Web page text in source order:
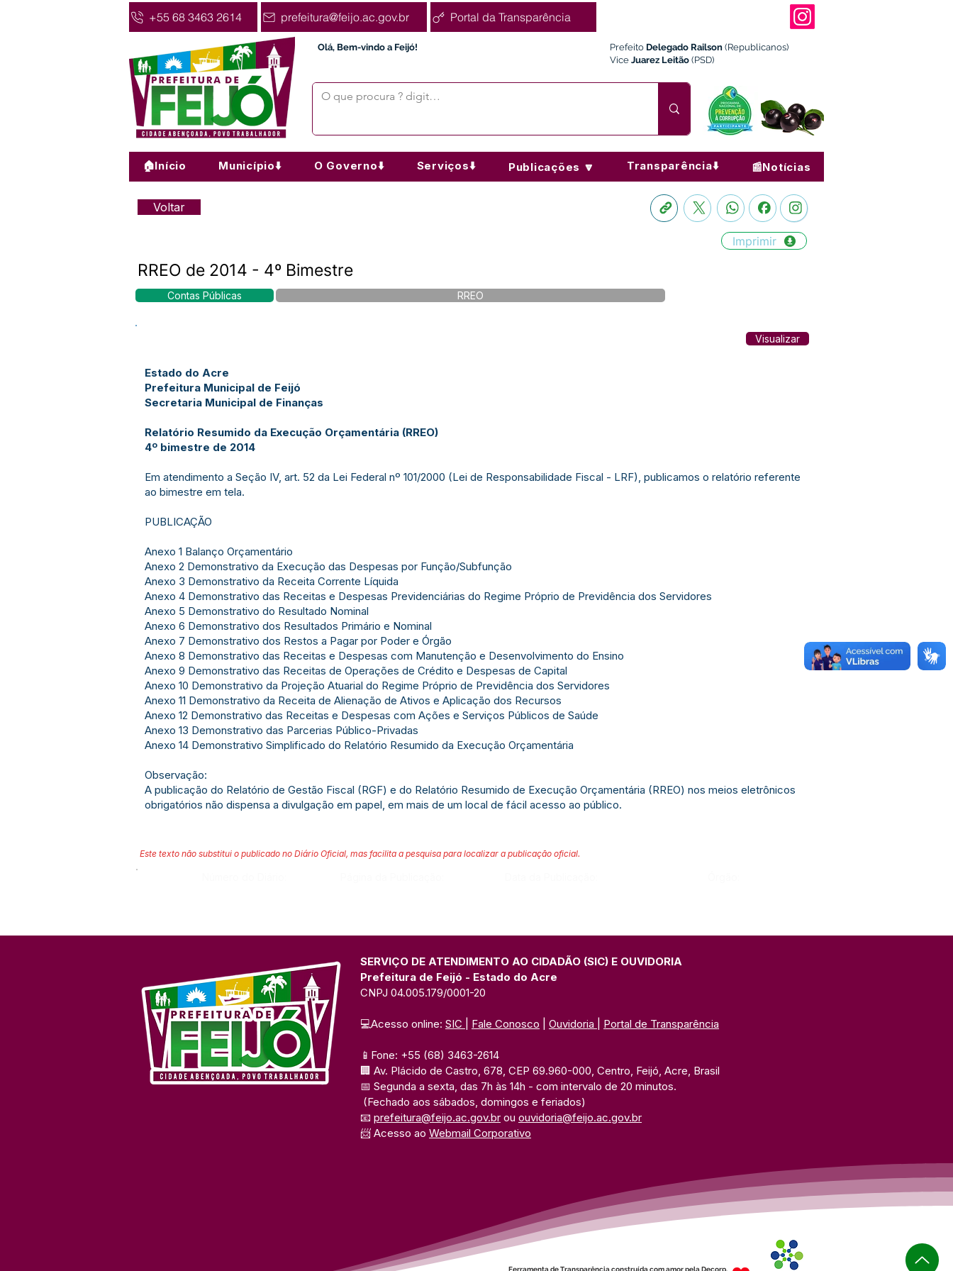
+55 68 3463 2614 prefeitura@feijo.ac.gov.br Portal da Transparência
Olá, Bem-vindo a Feijó! Prefeito Delegado Railson (Republicanos)
Vice Juarez Leitão (PSD)
🏠Início Município⬇️ O Governo⬇️ Serviços⬇️ Publicações 🔽 Transparência⬇️ 📰Notícias
Voltar
Imprimir
RREO de 2014 - 4º Bimestre
Contas Públicas RREO
Visualizar
Estado do Acre
Prefeitura Municipal de Feijó
Secretaria Municipal de Finanças
Relatório Resumido da Execução Orçamentária (RREO)
4º bimestre de 2014
Em atendimento a Seção IV, art. 52 da Lei Federal nº 101/2000 (Lei de Responsabilidade Fiscal - LRF), publicamos o relatório referente
ao bimestre em tela.
PUBLICAÇÃO
Anexo 1 Balanço Orçamentário
Anexo 2 Demonstrativo da Execução das Despesas por Função/Subfunção
Anexo 3 Demonstrativo da Receita Corrente Líquida
Anexo 4 Demonstrativo das Receitas e Despesas Previdenciárias do Regime Próprio de Previdência dos Servidores
Anexo 5 Demonstrativo do Resultado Nominal
Anexo 6 Demonstrativo dos Resultados Primário e Nominal
Anexo 7 Demonstrativo dos Restos a Pagar por Poder e Órgão
Anexo 8 Demonstrativo das Receitas e Despesas com Manutenção e Desenvolvimento do Ensino
Anexo 9 Demonstrativo das Receitas de Operações de Crédito e Despesas de Capital
Anexo 10 Demonstrativo da Projeção Atuarial do Regime Próprio de Previdência dos Servidores
Anexo 11 Demonstrativo da Receita de Alienação de Ativos e Aplicação dos Recursos
Anexo 12 Demonstrativo das Receitas e Despesas com Ações e Serviços Públicos de Saúde
Anexo 13 Demonstrativo das Parcerias Público-Privadas
Anexo 14 Demonstrativo Simplificado do Relatório Resumido da Execução Orçamentária
Observação:
A publicação do Relatório de Gestão Fiscal (RGF) e do Relatório Resumido de Execução Orçamentária (RREO) nos meios eletrônicos
obrigatórios não dispensa a divulgação em papel, em mais de um local de fácil acesso ao público.
Este texto não substitui o publicado no Diário Oficial, mas facilita a pesquisa para localizar a publicação oficial.
SERVIÇO DE ATENDIMENTO AO CIDADÃO (SIC) E OUVIDORIA
Prefeitura de Feijó - Estado do Acre
CNPJ 04.005.179/0001-20
💻Acesso online: SIC Fale Conosco Ouvidoria Portal de Transparência
📱Fone: +55 (68) 3463-2614
🏢 Av. Plácido de Castro, 678, CEP 69.960-000, Centro, Feijó, Acre, Brasil
📅 Segunda a sexta, das 7h às 14h - com intervalo de 20 minutos.
(Fechado aos sábados, domingos e feriados)
📧 prefeitura@feijo.ac.gov.br ou ouvidoria@feijo.ac.gov.br
📨 Acesso ao Webmail Corporativo
Ferramenta de Transparência construída com amor pela Decorp.